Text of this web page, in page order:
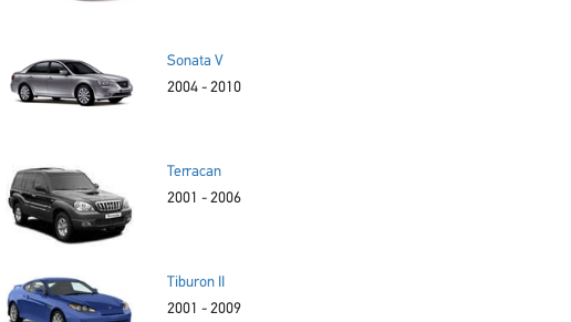
Sonata V
2004 - 2010
Terracan
2001 - 2006
Tiburon II
2001 - 2009